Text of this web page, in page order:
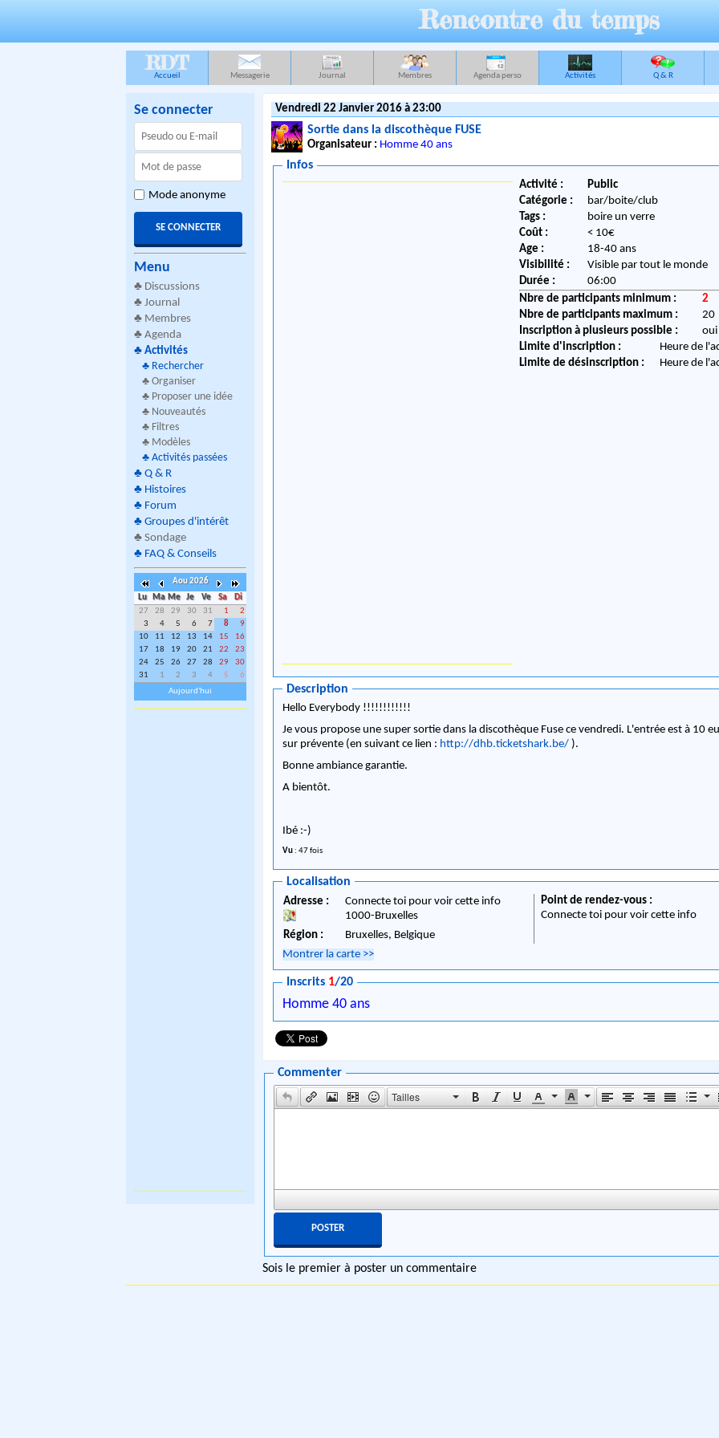
Rencontre du temps
RDT
Accueil Messagerie Journal Membres Agenda perso Activités Q & R
Se connecter
Mode anonyme
Menu
♣ Discussions
♣ Journal
♣ Membres
♣ Agenda
♣ Activités
♣ Rechercher
♣ Organiser
♣ Proposer une idée
♣ Nouveautés
♣ Filtres
♣ Modèles
♣ Activités passées
♣ Q & R
♣ Histoires
♣ Forum
♣ Groupes d'intérêt
♣ Sondage
♣ FAQ & Conseils
Aou 2026
Lu
Ma Me Je Ve Sa
Di
27
28 29 30 31 1
2
3
4 5 6 7 8
9
10
11 12 13 14 15
16
17
18 19 20 21 22
23
24
25 26 27 28 29
30
31
1 2 3 4 5
6
Aujourd'hui
Vendredi 22 Janvier 2016 à 23:00
Sortie dans la discothèque FUSE
Organisateur : Homme 40 ans
Infos
Activité :
Public
Catégorie :
bar/boite/club
Tags :
boire un verre
Coût :
< 10€
Age :
18-40 ans
Visibilité :
Visible par tout le monde
Durée :
06:00
Nbre de participants minimum :
2
Nbre de participants maximum :
20
Inscription à plusieurs possible :
oui
Limite d'inscription :
Heure de
Limite de désinscription :
Heure de
Description
Hello Everybody !!!!!!!!!!!!
Je vous propose une super sortie dans la discothèque Fuse ce vendredi. L'entrée est à 10
sur prévente (en suivant ce lien : http://dhb.ticketshark.be/ ).
Bonne ambiance garantie.
A bientôt.
Ibé :-)
Vu : 47 fois
Localisation
Adresse :
Connecte toi pour voir cette info
1000-Bruxelles
Région :
Bruxelles, Belgique
Point de rendez-vous :
Connecte toi pour voir cette info
Montrer la carte >>
Inscrits 1/20
Homme 40 ans
Commenter
Tailles
Sois le premier à poster un commentaire